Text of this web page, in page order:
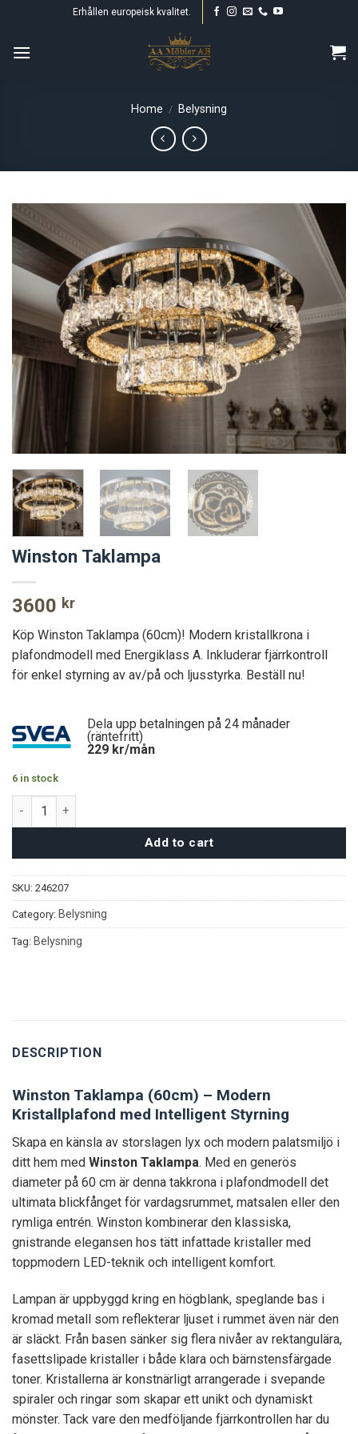
content
Erhållen europeisk kvalitet.
Home / Belysning
Winston Taklampa
3600 kr
Köp Winston Taklampa (60cm)! Modern kristallkrona i
plafondmodell med Energiklass A. Inkluderar fjärrkontroll
för enkel styrning av av/på och ljusstyrka. Beställ nu!
Dela upp betalningen på 24 månader
(räntefritt)
229 kr/mån
6 in stock
Winston Taklampa quantity
Add to cart
SKU: 246207
Category: Belysning
Tag: Belysning
DESCRIPTION
Winston Taklampa (60cm) – Modern
Kristallplafond med Intelligent Styrning
Skapa en känsla av storslagen lyx och modern palatsmiljö i
ditt hem med Winston Taklampa. Med en generös
diameter på 60 cm är denna takkrona i plafondmodell det
ultimata blickfånget för vardagsrummet, matsalen eller den
rymliga entrén. Winston kombinerar den klassiska,
gnistrande elegansen hos tätt infattade kristaller med
toppmodern LED-teknik och intelligent komfort.
Lampan är uppbyggd kring en högblank, speglande bas i
kromad metall som reflekterar ljuset i rummet även när den
är släckt. Från basen sänker sig flera nivåer av rektangulära,
fasettslipade kristaller i både klara och bärnstensfärgade
toner. Kristallerna är konstnärligt arrangerade i svepande
spiraler och ringar som skapar ett unikt och dynamiskt
mönster. Tack vare den medföljande fjärrkontrollen har du